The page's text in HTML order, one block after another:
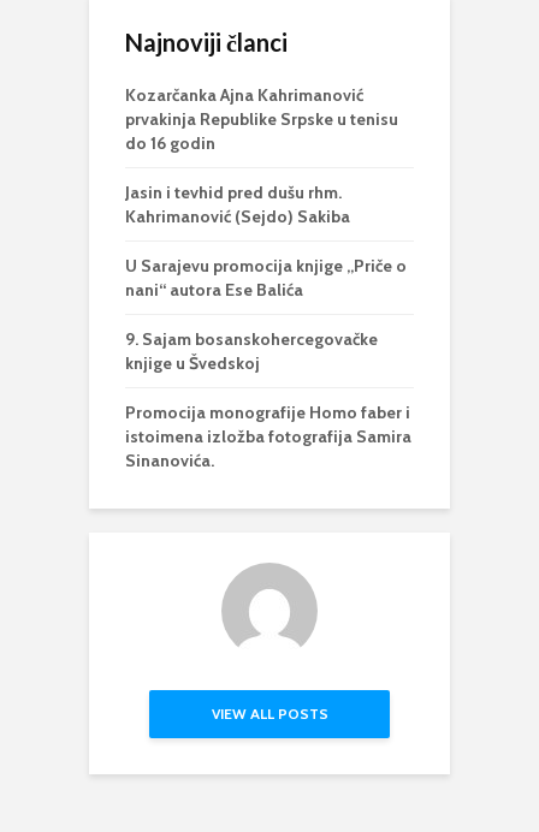
Najnoviji članci
Kozarčanka Ajna Kahrimanović
prvakinja Republike Srpske u tenisu
do 16 godin
Jasin i tevhid pred dušu rhm.
Kahrimanović (Sejdo) Sakiba
U Sarajevu promocija knjige „Priče o
nani“ autora Ese Balića
9. Sajam bosanskohercegovačke
knjige u Švedskoj
Promocija monografije Homo faber i
istoimena izložba fotografija Samira
Sinanovića.
VIEW ALL POSTS